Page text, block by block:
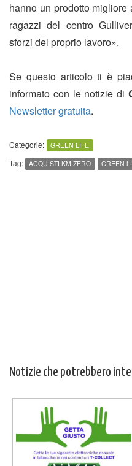
hanno un prodotto
ragazzi del centro
sforzi del proprio lavoro».
Se questo articolo ti è
informato con le notizie di
Newsletter gratuita.
Categorie: GREEN LIFE
Tag: ACQUISTI KM ZERO GREEN
Notizie che potrebbero